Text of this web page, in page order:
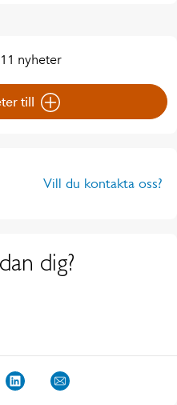
nyheter
till
Vill du kontakta oss?
dig?